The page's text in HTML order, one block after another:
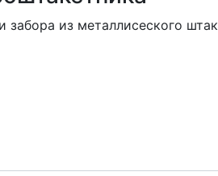
из металлисеского